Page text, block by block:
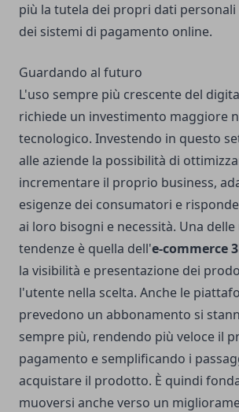
più la tutela dei propri dati personali
dei sistemi di pagamento online.
Guardando al futuro
L'uso sempre più crescente del
richiede un investimento maggiore
tecnologico. Investendo in questo
alle aziende la possibilità di
incrementare il proprio business,
esigenze dei consumatori e
ai loro bisogni e necessità. Una
tendenze è quella dell'e-commerce
la visibilità e presentazione dei
l'utente nella scelta. Anche le
prevedono un abbonamento si
sempre più, rendendo più veloce il
pagamento e semplificando i
acquistare il prodotto. È quindi
muoversi anche verso un